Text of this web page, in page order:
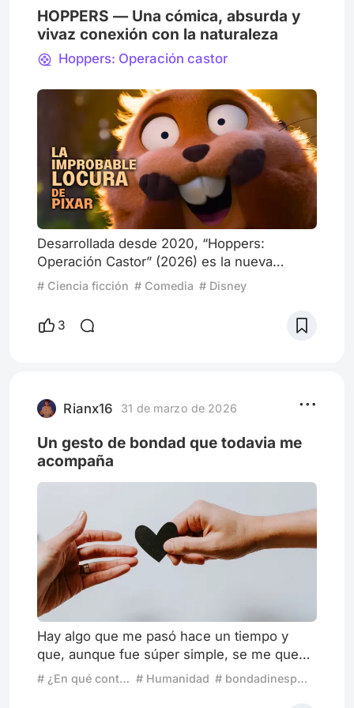
HOPPERS — Una cómica, absurda y
vivaz conexión con la naturaleza
Hoppers: Operación castor
Desarrollada desde 2020, “Hoppers:
Operación Castor” (2026) es la nueva
apuesta de Pixar Animation Studios por una
animación original que resuene con las
audiencias de Disney y más allá. Porque
esta última década ha demostrado que las
(2025) de Walt Disney Studios. Peor aún,
# Ciencia ficción # Comedia # Disney
3
Rianx16 31 de marzo de 2026
Un gesto de bondad que todavia me
acompaña
Hay algo que me pasó hace un tiempo y
que, aunque fue súper simple, se me quedó
grabado mucho más de lo que pensé en
ese momento. No fue un gran evento, ni
# ¿En qué contexto ocurrió? # Humanidad # bondadinesperada